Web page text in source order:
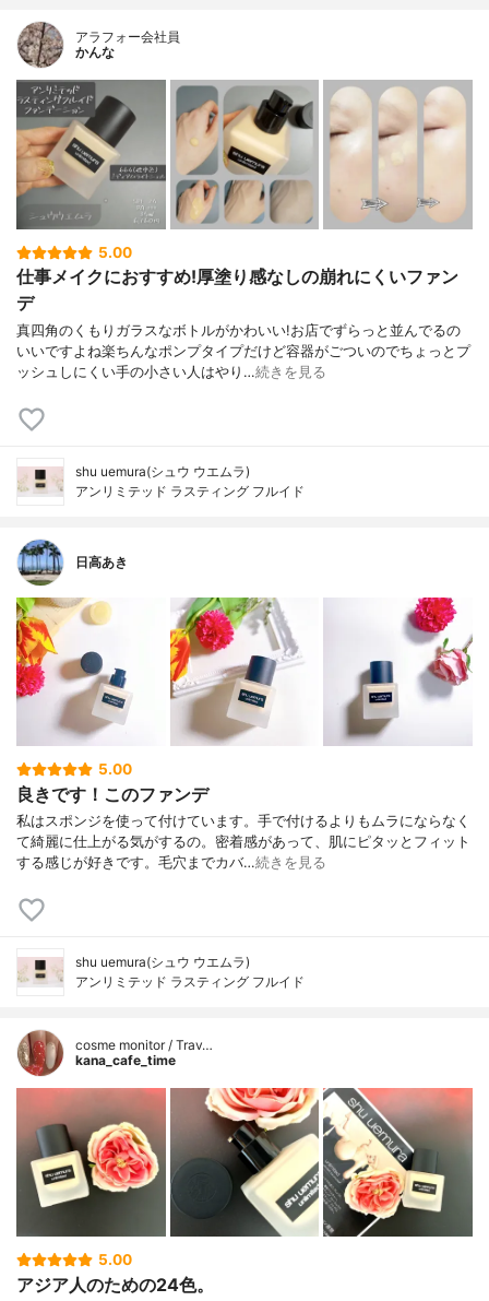
アラフォー会社員
かんな
5.00
仕事メイクにおすすめ!厚塗り感なしの崩れにくいファン
デ
真四角のくもりガラスなボトルがかわいい!お店でずらっと並んでるの
いいですよね楽ちんなポンプタイプだけど容器がごついのでちょっとプ
ッシュしにくい手の小さい人はやり…続きを見る
shu uemura(シュウ ウエムラ)
アンリミテッド ラスティング フルイド
日高あき
5.00
良きです！このファンデ
私はスポンジを使って付けています。手で付けるよりもムラにならなく
て綺麗に仕上がる気がするの。密着感があって、肌にピタッとフィット
する感じが好きです。毛穴までカバ…続きを見る
shu uemura(シュウ ウエムラ)
アンリミテッド ラスティング フルイド
cosme monitor / Trav…
kana_cafe_time
5.00
アジア人のための24色。